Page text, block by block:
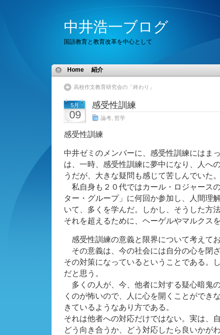
中井浩一ブログ
国語教育と教育改革を中心として
Home 紹介
高校作文教育研究会の「終わり」
5月
09
感受性訓練
論考 哲学
感受性訓練
中井ゼミのメンバーに、感受性訓練にはま
は、一時、感受性訓練に夢中になり、人へ
うだが、大きな疑問も感じて苦しんでいた
私自身も２０代ではカール・ロジャース
ター・グループ」に何回か参加し、人間理
いて、多くを学んだ。しかし、そうした方
それを超えるために、ヘーゲルやマルクス
感受性訓練の意義と限界について考えて
その意義は、今の社会には自分の心を閉
その対策になっているということである。
だと思う。
多くの人が、今、他者に対する疑心暗鬼
くのが怖いので、人に心を開くことができ
きているようなあり方である。
それは他者への対応だけではない。実は、
どう向き合うか、どう対応したら良いかが